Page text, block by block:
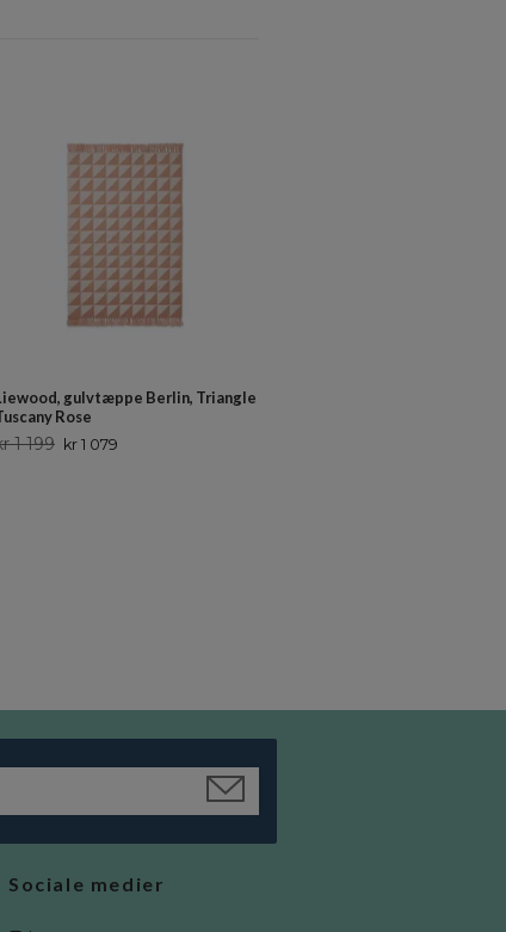
gulvtæppe Berlin, Triangle
Rose
1 199 kr 1 079
Sociale medier